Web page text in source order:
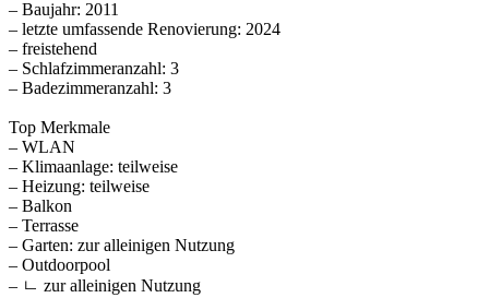
– Baujahr: 2011
– letzte umfassende Renovierung: 2024
– freistehend
– Schlafzimmeranzahl: 3
– Badezimmeranzahl: 3
Top Merkmale
– WLAN
– Klimaanlage: teilweise
– Heizung: teilweise
– Balkon
– Terrasse
– Garten: zur alleinigen Nutzung
– Outdoorpool
– ㄴ zur alleinigen Nutzung